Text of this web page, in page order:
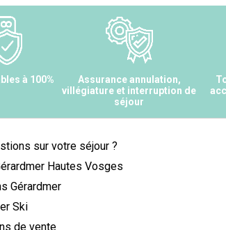
à 100%
Assurance annulation,
villégiature et interruption de
séjour
sur votre séjour ?
Hautes Vosges
Gérardmer
Ski
de vente